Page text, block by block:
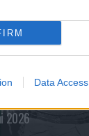
Data Access
2026